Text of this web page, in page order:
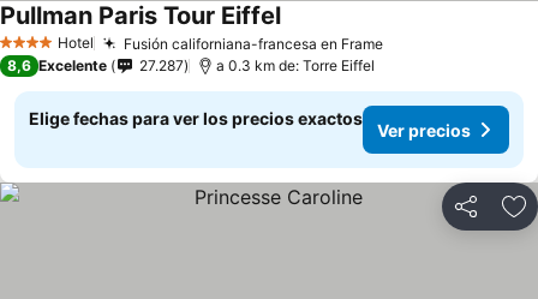
4 EstrellasHotel Fusión californiana-francesa en FrameVer precios
Pullman Paris Tour EiffelVer precios
8,6 Excelente 27.287 a 0.3 km de: Torre Eiffel
Elige fechas para ver los precios exactos
Ver precios
Compartir